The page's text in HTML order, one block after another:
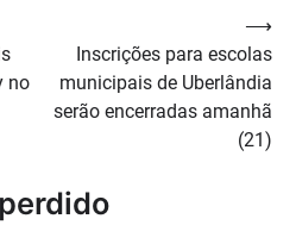
no
Inscrições para escolas
municipais de Uberlândia
serão encerradas amanhã
(21)
⟶